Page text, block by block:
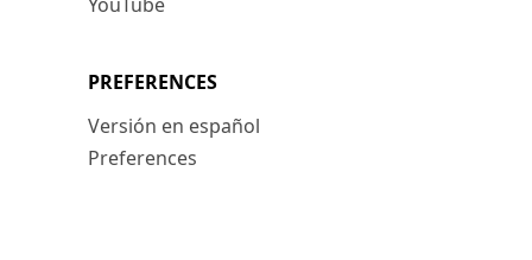
PREFERENCES
Versión en español
Preferences